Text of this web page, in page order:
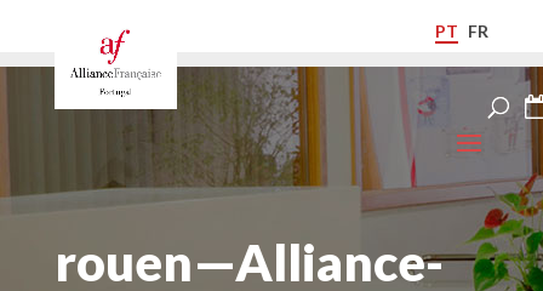
PT FR
rouen—Alliance-